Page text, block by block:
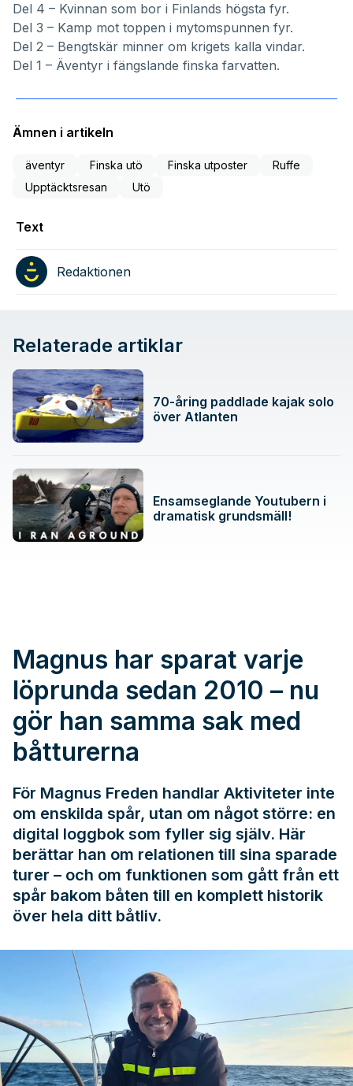
Del 4 – Kvinnan som bor i Finlands högsta fyr.
Del 3 – Kamp mot toppen i mytomspunnen fyr.
Del 2 – Bengtskär minner om krigets kalla vindar.
Del 1 – Äventyr i fängslande finska farvatten.
Ämnen i artikeln
äventyr Finska utö Finska utposter
Ruffe
Upptäcktsresan
Utö
Text
Redaktionen
Relaterade artiklar
70-åring paddlade kajak solo
över Atlanten
Ensamseglande Youtubern i
dramatisk grundsmäll!
Magnus har sparat varje
löprunda sedan 2010 – nu
gör han samma sak med
båtturerna
För Magnus Freden handlar Aktiviteter inte
om enskilda spår, utan om något större: en
digital loggbok som fyller sig själv. Här
berättar han om relationen till sina sparade
turer – och om funktionen som gått från ett
spår bakom båten till en komplett historik
över hela ditt båtliv.